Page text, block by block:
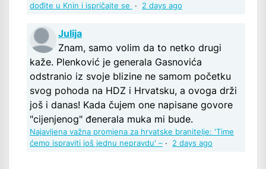
dođite u Knin i ispričajte se
· 2 days ago
Julija
Znam, samo volim da to netko drugi
kaže. Plenković je generala Gasnovića
odstranio iz svoje blizine ne samom početku
svog pohoda na HDZ i Hrvatsku, a ovoga drži
još i danas! Kada čujem one napisane govore
"cijenjenog" đenerala muka mi bude.
Najavljena važna promjena za hrvatske branitelje: 'Time
ćemo ispraviti još jednu nepravdu' – · 2 days ago